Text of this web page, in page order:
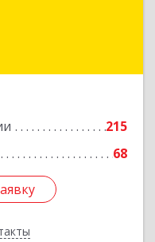
215
68
Вал ул, дом